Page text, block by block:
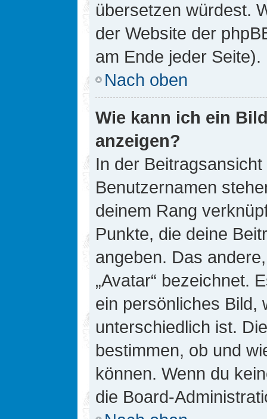
übersetzen würdest.
der Website der
am Ende jeder Seite).
Nach oben
Wie kann ich ein
anzeigen?
In der
Benutzernamen
deinem Rang
Punkte, die deine
angeben. Das
„Avatar“ bezeichnet.
ein persönliches Bild,
unterschiedlich ist.
bestimmen, ob und
können. Wenn du
die Board-